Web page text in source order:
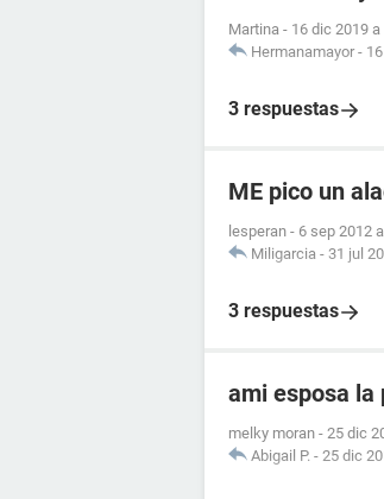
Martina - 16 dic 2019
Hermanamayor -
3 respuestas
ME pico un
lesperan - 6 sep 2012
Miligarcia - 31 jul
3 respuestas
ami esposa la
melky moran - 25 dic
Abigail P. - 25 dic